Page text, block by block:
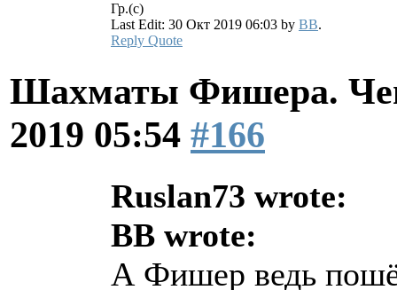
Гр.(с)
Last Edit: 30 Окт 2019 06:03 by BB.
Reply Quote
Шахматы Фишера.
2019 05:54 #166
Ruslan73 wrote:
BB wrote:
А Фишер ведь